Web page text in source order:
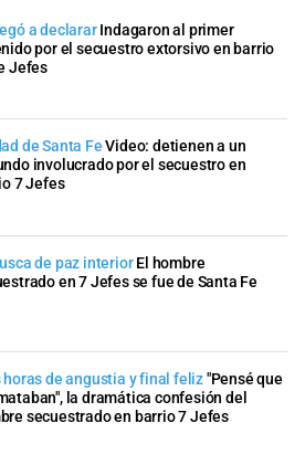
a declararIndagaron al primer
por el secuestro extorsivo en barrio
Jefes
de Santa Fe Video: detienen a un
involucrado por el secuestro en
7 Jefes
de paz interiorEl hombre
en 7 Jefes se fue de Santa Fe
horas de angustia y final feliz"Pensé que
la dramática confesión del
secuestrado en barrio 7 Jefes